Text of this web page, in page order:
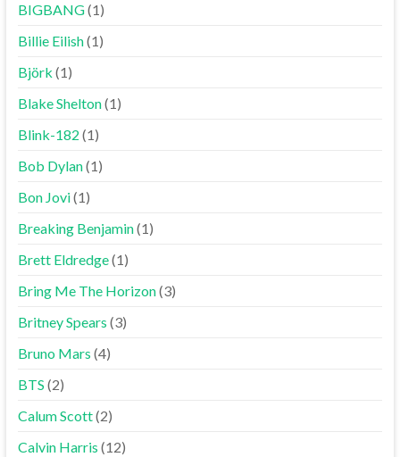
BIGBANG(1)
Billie Eilish(1)
Björk (1)
Blake Shelton(1)
Blink-182 (1)
Bob Dylan(1)
Bon Jovi(1)
Breaking Benjamin(1)
Brett Eldredge(1)
Bring Me The Horizon(3)
Britney Spears (3)
Bruno Mars (4)
BTS (2)
Calum Scott(2)
Calvin Harris (12)